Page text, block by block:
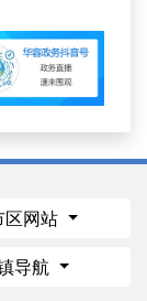
区网站
导航